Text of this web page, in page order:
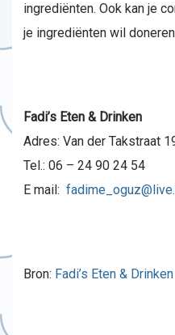
ingrediënten. Ook kan je
je ingrediënten wil
Fadi’s Eten & Drinken
Adres: Van der Takstraat
Tel.: 06 – 24 90 24 54
E mail:
Bron: Fadi’s Eten & Drinken